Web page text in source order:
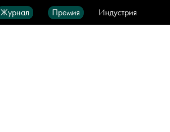
Журнал Премия
Индустрия
Город IT-продукты